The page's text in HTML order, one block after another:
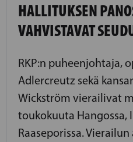
HALLITUKSEN
VAHVISTAVAT
RKP:n puheenjohtaja,
Adlercreutz sekä
Wickström vierailivat
toukokuuta Hangossa,
Raaseporissa.